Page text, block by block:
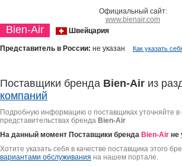
Официальный сайт:
www.bienair.com
Bien-Air Швейцария
Представитель в России: не указан Как указать
Поставщики бренда Bien-Air из
компаний
Подробную информацию о поставщиках уточняйте
представительствах бренда Bien-Air
На данный момент Поставщики бренда Bien-Air не
Хотите указать себя в качестве поставщика этого
вариантами обслуживания на нашем портале.